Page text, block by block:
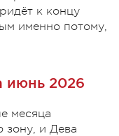
к концу
именно потому,
июнь 2026
месяца
зону, и Дева